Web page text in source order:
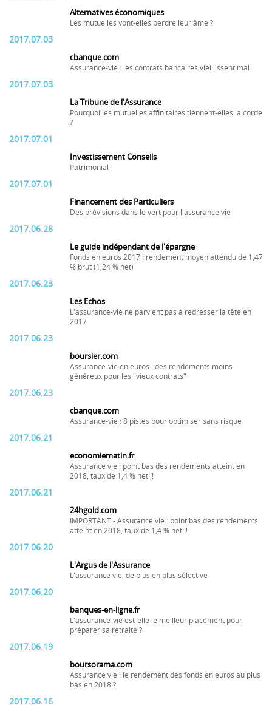
Alternatives économiques
Les mutuelles vont-elles perdre leur âme ?
2017.07.03
cbanque.com
Assurance-vie : les contrats bancaires vieillissent mal
2017.07.03
La Tribune de l'Assurance
Pourquoi les mutuelles affinitaires tiennent-elles la corde
?
2017.07.01
Investissement Conseils
Patrimonial
2017.07.01
Financement des Particuliers
Des prévisions dans le vert pour l'assurance vie
2017.06.28
Le guide indépendant de l'épargne
Fonds en euros 2017 : rendement moyen attendu de 1,47
% brut (1,24 % net)
2017.06.23
Les Echos
L'assurance-vie ne parvient pas à redresser la tête en
2017
2017.06.23
boursier.com
Assurance-vie en euros : des rendements moins
généreux pour les "vieux contrats"
2017.06.23
cbanque.com
Assurance-vie : 8 pistes pour optimiser sans risque
2017.06.21
economiematin.fr
Assurance vie : point bas des rendements atteint en
2018, taux de 1,4 % net !!
2017.06.21
24hgold.com
IMPORTANT - Assurance vie : point bas des rendements
atteint en 2018, taux de 1,4 % net !!
2017.06.20
L'Argus de l'Assurance
L'assurance vie, de plus en plus sélective
2017.06.20
banques-en-ligne.fr
L'assurance-vie est-elle le meilleur placement pour
préparer sa retraite ?
2017.06.19
boursorama.com
Assurance vie : le rendement des fonds en euros au plus
bas en 2018 ?
2017.06.16